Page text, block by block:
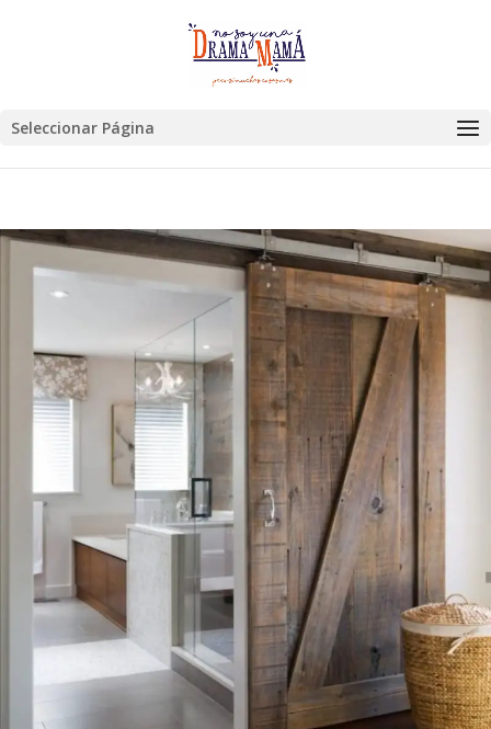
Seleccionar Página